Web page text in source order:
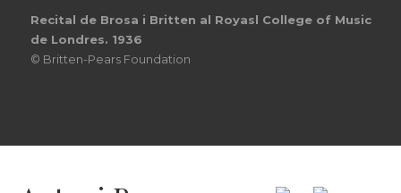
Recital de Brosa i Britten al Royasl College of Music
de Londres. 1936
© Britten-Pears Foundation